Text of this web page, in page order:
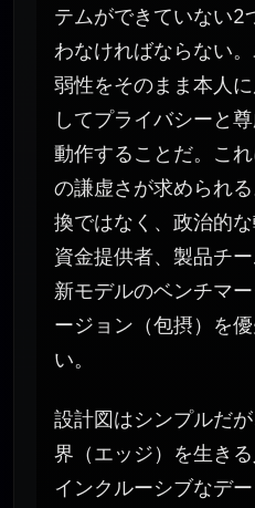
テムができていない2
わなければならない
弱性をそのまま本人
してプライバシーと
動作することだ。こ
の謙虚さが求められ
換ではなく、政治的な
資金提供者、製品チ
新モデルのベンチマ
ージョン（包摂）を
い。
設計図はシンプルだ
界（エッジ）を生きる
インクルーシブなデ